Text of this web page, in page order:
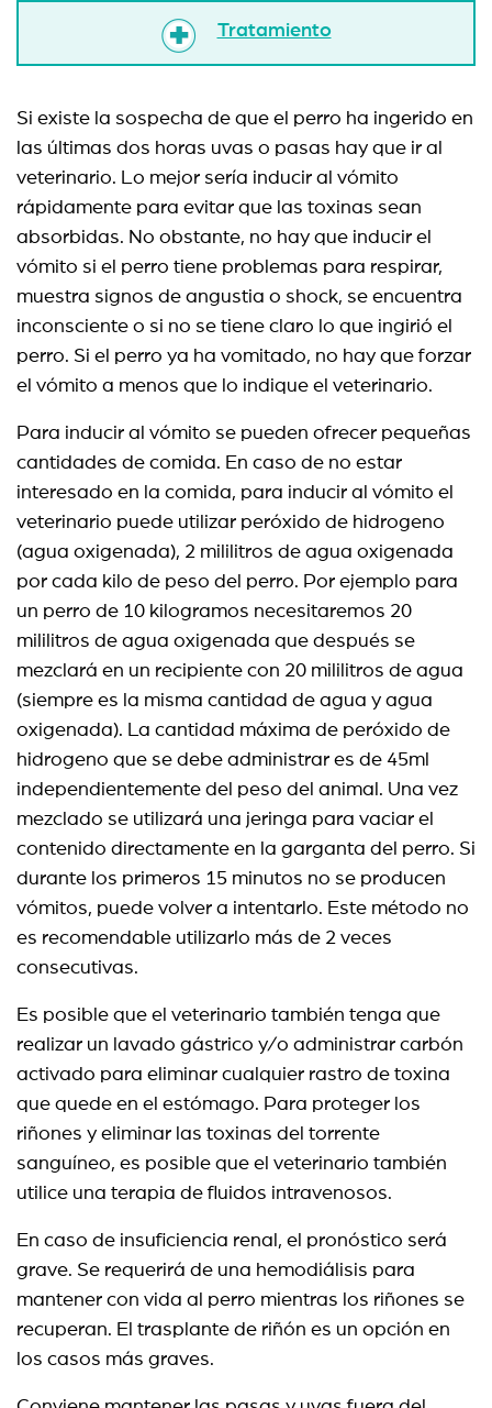
Tratamiento
Si existe la sospecha de que el perro ha ingerido en
las últimas dos horas uvas o pasas hay que ir al
veterinario. Lo mejor sería inducir al vómito
rápidamente para evitar que las toxinas sean
absorbidas. No obstante, no hay que inducir el
vómito si el perro tiene problemas para respirar,
muestra signos de angustia o shock, se encuentra
inconsciente o si no se tiene claro lo que ingirió el
perro. Si el perro ya ha vomitado, no hay que forzar
el vómito a menos que lo indique el veterinario.
Para inducir al vómito se pueden ofrecer pequeñas
cantidades de comida. En caso de no estar
interesado en la comida, para inducir al vómito el
veterinario puede utilizar peróxido de hidrogeno
(agua oxigenada), 2 mililitros de agua oxigenada
por cada kilo de peso del perro. Por ejemplo para
un perro de 10 kilogramos necesitaremos 20
mililitros de agua oxigenada que después se
mezclará en un recipiente con 20 mililitros de agua
(siempre es la misma cantidad de agua y agua
oxigenada). La cantidad máxima de peróxido de
hidrogeno que se debe administrar es de 45ml
independientemente del peso del animal. Una vez
mezclado se utilizará una jeringa para vaciar el
contenido directamente en la garganta del perro. Si
durante los primeros 15 minutos no se producen
vómitos, puede volver a intentarlo. Este método no
es recomendable utilizarlo más de 2 veces
consecutivas.
Es posible que el veterinario también tenga que
realizar un lavado gástrico y/o administrar carbón
activado para eliminar cualquier rastro de toxina
que quede en el estómago. Para proteger los
riñones y eliminar las toxinas del torrente
sanguíneo, es posible que el veterinario también
utilice una terapia de fluidos intravenosos.
En caso de insuficiencia renal, el pronóstico será
grave. Se requerirá de una hemodiálisis para
mantener con vida al perro mientras los riñones se
recuperan. El trasplante de riñón es un opción en
los casos más graves.